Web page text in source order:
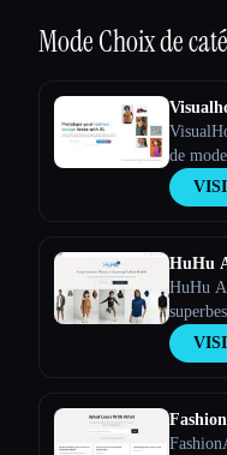
ModeChoix de
de
HuHu
HuHu